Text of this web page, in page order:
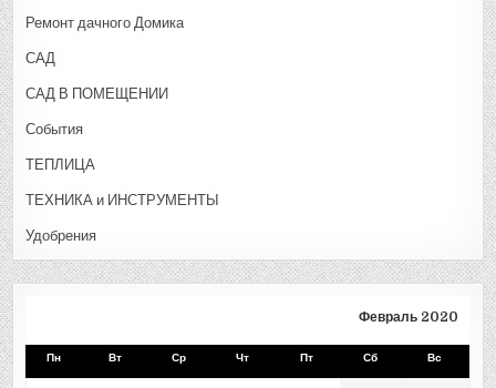
Ремонт дачного Домика
САД
САД В ПОМЕЩЕНИИ
События
ТЕПЛИЦА
ТЕХНИКА и ИНСТРУМЕНТЫ
Удобрения
Февраль 2020
Пн Вт Ср Чт Пт Сб Вс